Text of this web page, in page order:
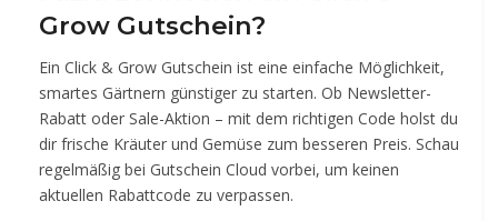
Grow Gutschein?
Ein Click & Grow Gutschein ist eine einfache Möglichkeit,
smartes Gärtnern günstiger zu starten. Ob Newsletter-
Rabatt oder Sale-Aktion – mit dem richtigen Code holst du
dir frische Kräuter und Gemüse zum besseren Preis. Schau
regelmäßig bei Gutschein Cloud vorbei, um keinen
aktuellen Rabattcode zu verpassen.